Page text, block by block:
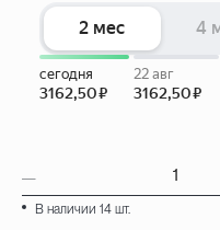
В наличии 14 шт.